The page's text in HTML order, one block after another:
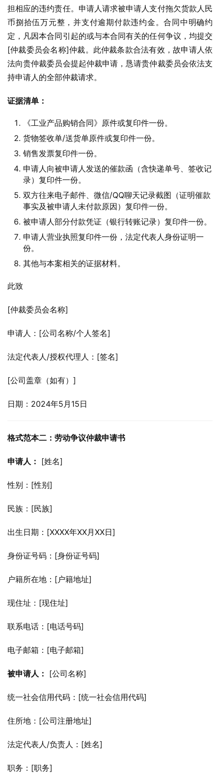
担相应的违约责任。申请人请求被申请人支付拖欠货款人民
币捌拾伍万元整，并支付逾期付款违约金。合同中明确约
定，凡因本合同引起的或与本合同有关的任何争议，均提交
[仲裁委员会名称]仲裁。此仲裁条款合法有效，故申请人依
法向贵仲裁委员会提起仲裁申请，恳请贵仲裁委员会依法支
持申请人的全部仲裁请求。
证据清单：
《工业产品购销合同》原件或复印件一份。
货物签收单/送货单原件或复印件一份。
销售发票复印件一份。
申请人向被申请人发送的催款函（含快递单号、签收记
录）复印件一份。
双方往来电子邮件、微信/QQ聊天记录截图（证明催款
事实及被申请人未付款原因）复印件一份。
被申请人部分付款凭证（银行转账记录）复印件一份。
申请人营业执照复印件一份，法定代表人身份证明一
份。
其他与本案相关的证据材料。
此致
[仲裁委员会名称]
申请人：[公司名称/个人签名]
法定代表人/授权代理人：[签名]
[公司盖章（如有）]
日期：2024年5月15日
格式范本二：劳动争议仲裁申请书
申请人： [姓名]
性别：[性别]
民族：[民族]
出生日期：[XXXX年XX月XX日]
身份证号码：[身份证号码]
户籍所在地：[户籍地址]
现住址：[现住址]
联系电话：[电话号码]
电子邮箱：[电子邮箱]
被申请人： [公司名称]
统一社会信用代码：[统一社会信用代码]
住所地：[公司注册地址]
法定代表人/负责人：[姓名]
职务：[职务]